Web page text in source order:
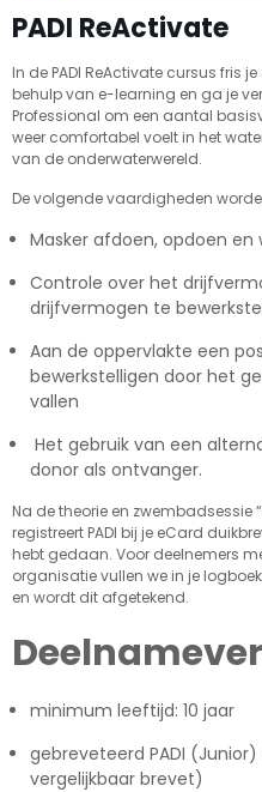
PADI ReActivate
In de PADI ReActivate cursus fris
behulp van e-learning en ga je
Professional om een aantal
weer comfortabel voelt in het
van de onderwaterwereld.
De volgende vaardigheden
Masker afdoen, opdoen en
Controle over het
drijfvermogen te
Aan de oppervlakte een
bewerkstelligen door het
vallen
Het gebruik van een
donor als ontvanger.
Na de theorie en zwembadsessie
registreert PADI bij je eCard
hebt gedaan. Voor deelnemers
organisatie vullen we in je
en wordt dit afgetekend.
minimum leeftijd: 10 jaar
gebreveteerd PADI
vergelijkbaar brevet)